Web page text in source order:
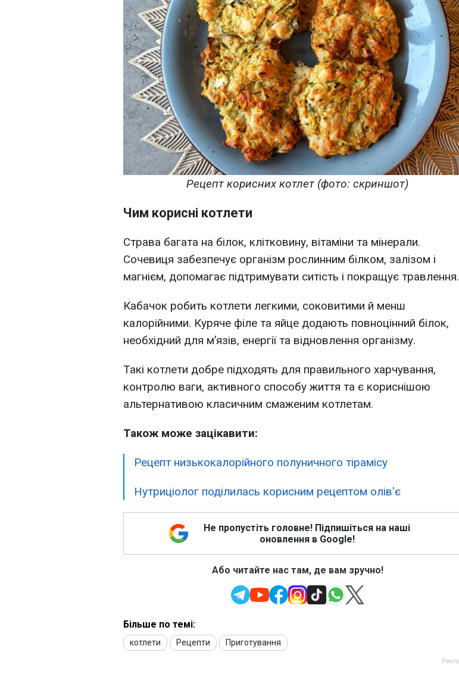
Рецепт корисних котлет (фото: скриншот)
Чим корисні котлети
Страва багата на білок, клітковину, вітаміни та мінерали.
Сочевиця забезпечує організм рослинним білком, залізом і
магнієм, допомагає підтримувати ситість і покращує травлення.
Кабачок робить котлети легкими, соковитими й менш
калорійними. Куряче філе та яйце додають повноцінний білок,
необхідний для м’язів, енергії та відновлення організму.
Такі котлети добре підходять для правильного харчування,
контролю ваги, активного способу життя та є кориснішою
альтернативою класичним смаженим котлетам.
Також може зацікавити:
Рецепт низькокалорійного полуничного тірамісу
Нутриціолог поділилась корисним рецептом олів'є
Не пропустіть головне! Підпишіться на наші
оновлення в Google!
Або читайте нас там, де вам зручно!
Більше по темі:
котлети Рецепти Приготування